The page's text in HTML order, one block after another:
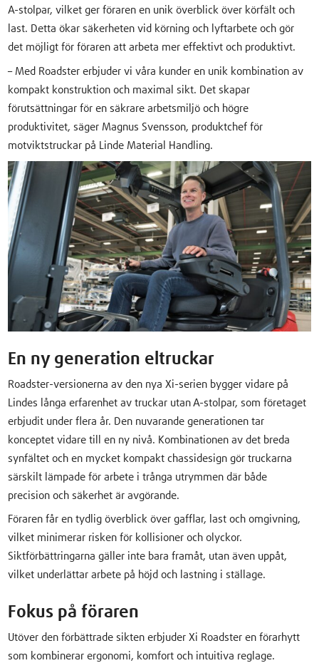
A-stolpar, vilket ger föraren en unik överblick över körfält och
last. Detta ökar säkerheten vid körning och lyftarbete och gör
det möjligt för föraren att arbeta mer effektivt och produktivt.
– Med Roadster erbjuder vi våra kunder en unik kombination av
kompakt konstruktion och maximal sikt. Det skapar
förutsättningar för en säkrare arbetsmiljö och högre
produktivitet, säger Magnus Svensson, produktchef för
motviktstruckar på Linde Material Handling.
En ny generation eltruckar
Roadster-versionerna av den nya Xi-serien bygger vidare på
Lindes långa erfarenhet av truckar utan A-stolpar, som företaget
erbjudit under flera år. Den nuvarande generationen tar
konceptet vidare till en ny nivå. Kombinationen av det breda
synfältet och en mycket kompakt chassidesign gör truckarna
särskilt lämpade för arbete i trånga utrymmen där både
precision och säkerhet är avgörande.
Föraren får en tydlig överblick över gafflar, last och omgivning,
vilket minimerar risken för kollisioner och olyckor.
Siktförbättringarna gäller inte bara framåt, utan även uppåt,
vilket underlättar arbete på höjd och lastning i ställage.
Fokus på föraren
Utöver den förbättrade sikten erbjuder Xi Roadster en förarhytt
som kombinerar ergonomi, komfort och intuitiva reglage.